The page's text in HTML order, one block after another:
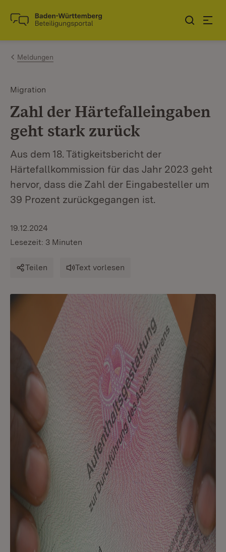
Zum Inhalt springen
Link zur Startseite
Meldungen
Migration
Zahl der Härtefalleingaben
geht stark zurück
Aus dem 18. Tätigkeitsbericht der
Härtefallkommission für das Jahr 2023 geht
hervor, dass die Zahl der Eingabesteller um
39 Prozent zurückgegangen ist.
19.12.2024
Lesezeit: 3 Minuten
Teilen Text vorlesen